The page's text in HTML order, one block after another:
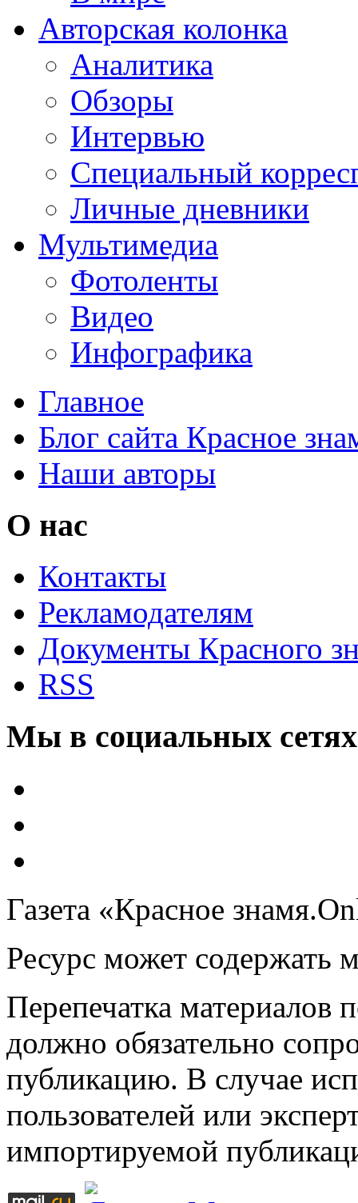
Авторская колонка
Аналитика
Обзоры
Интервью
Специальный
Личные дневники
Мультимедиа
Фотоленты
Видео
Инфографика
Главное
Блог сайта Красное
Наши авторы
О нас
Контакты
Рекламодателям
Документы Красного
RSS
Мы в социальных сетях
Газета «Красное
Ресурс может содержать
Перепечатка материалов
должно обязательно
публикацию. В случае
пользователей или
импортируемой